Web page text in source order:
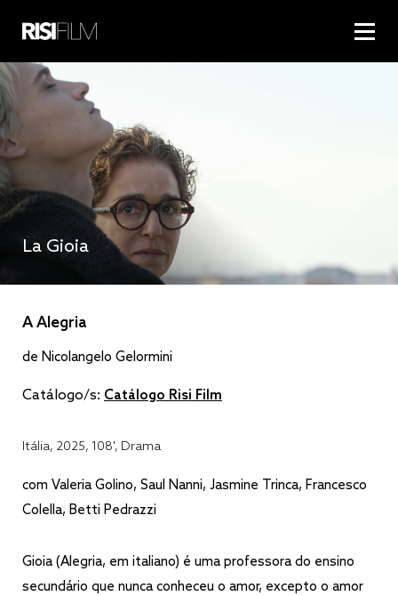
La Gioia
A Alegria
de Nicolangelo Gelormini
Catálogo/s: Catálogo Risi Film
Itália, 2025, 108', Drama
com Valeria Golino, Saul Nanni, Jasmine Trinca, Francesco
Colella, Betti Pedrazzi
Gioia (Alegria, em italiano) é uma professora do ensino
secundário que nunca conheceu o amor, excepto o amor